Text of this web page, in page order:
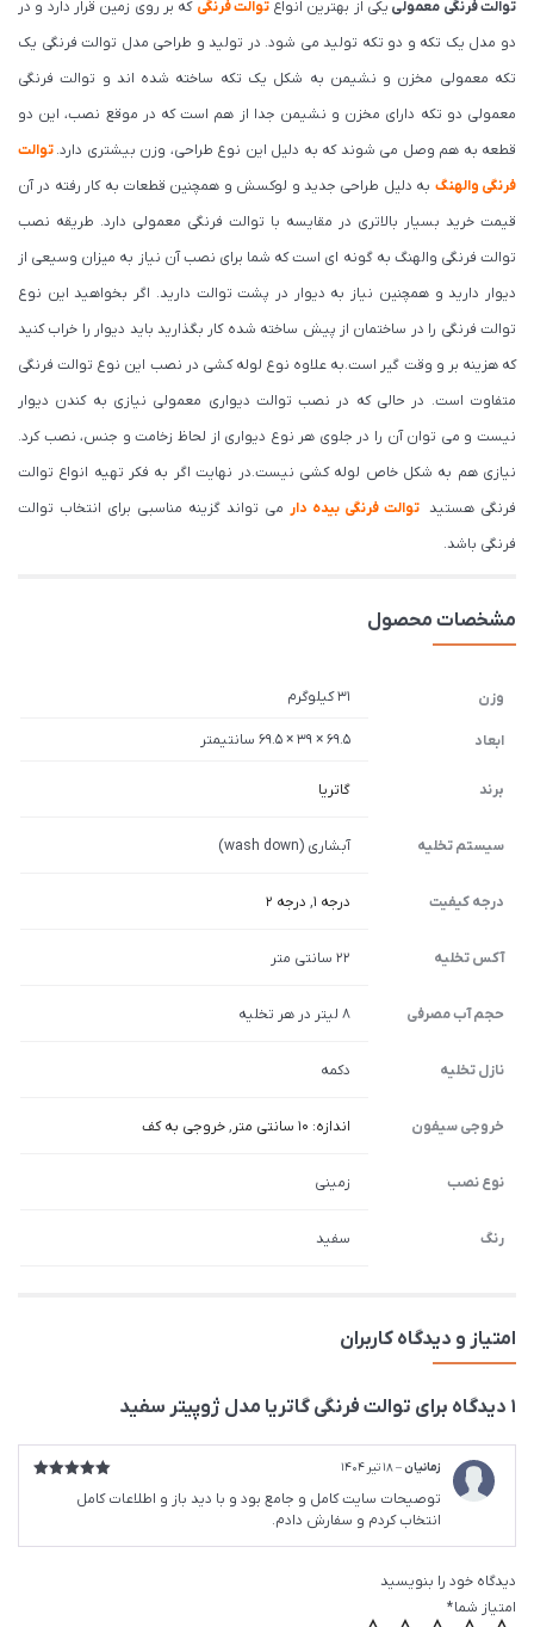
توالت فرنگی معمولی یکی از بهترین انواعتوالت فرنگی که بر روی زمین قرار دارد و در
دو مدل یک تکه و دو تکه تولید می شود. در تولید و طراحی مدل توالت فرنگی یک
تکه معمولی مخزن و نشیمن به شکل یک تکه ساخته شده­ اند و توالت فرنگی
معمولی دو تکه دارای مخزن و نشیمن جدا از هم است که در موقع نصب، این دو
قطعه به هم وصل می شوند که به دلیل این نوع طراحی، وزن بیشتری دارد.توالت
فرنگی والهنگ به دلیل طراحی جدید و لوکسش و همچنین قطعات به کار رفته در آن
قیمت خرید بسیار بالاتری در مقایسه با توالت فرنگی معمولی دارد. طریقه نصب
توالت فرنگی والهنگ به گونه ای است که شما برای نصب آن نیاز به میزان وسیعی از
دیوار دارید و همچنین نیاز به دیوار در پشت توالت دارید. اگر بخواهید این نوع
توالت فرنگی را در ساختمان از پیش ساخته شده کار بگذارید باید دیوار را خراب کنید
که هزینه بر و وقت گیر است.به علاوه نوع لوله کشی در نصب این نوع توالت فرنگی
متفاوت است. در حالی که در نصب توالت دیواری معمولی نیازی به کندن دیوار
نیست و می توان آن را در جلوی هر نوع دیواری از لحاظ زخامت و جنس، نصب کرد.
نیازی هم به شکل خاص لوله کشی نیست.در نهایت اگر به فکر تهیه انواع توالت
فرنگی هستید توالت فرنگی بیده دار می تواند گزینه مناسبی برای انتخاب توالت
فرنگی باشد.
مشخصات محصول
وزن 31 کیلوگرم
ابعاد 69.5 × 39 × 69.5 سانتیمتر
برند گاتریا
سیستم تخلیه آبشاری (wash down)
درجه کیفیت درجه 1 , درجه 2
آکس تخلیه 22 سانتی متر
حجم آب مصرفی 8 لیتر در هر تخلیه
نازل تخلیه دکمه
خروجی سیفون اندازه: 10 سانتی متر ,خروجی به کف
نوع نصب زمینی
رنگ سفید
امتیاز و دیدگاه کاربران
1 دیدگاه برای توالت فرنگی گاتریا مدل ژوپیتر سفید
5
زمانیان– 18 تیر 1404
توصیحات سایت کامل و جامع بود و با دید باز و اطلاعات کامل
انتخاب کردم و سفارش دادم.
دیدگاه خود را بنویسید
امتیاز شما*